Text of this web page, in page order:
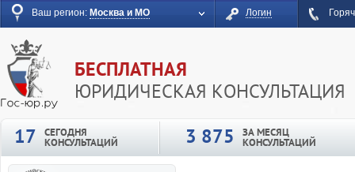
Ваш регион: Москва и МО Логин
БЕСПЛАТНАЯ
ЮРИДИЧЕСКАЯ КОНСУЛЬТАЦИЯ
17
СЕГОДНЯ
КОНСУЛЬТАЦИЙ 3 875 ЗА МЕСЯЦ
КОНСУЛЬТАЦИЙ